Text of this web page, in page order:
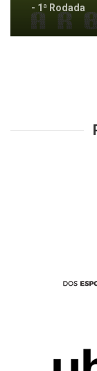
- 1ª Rodada